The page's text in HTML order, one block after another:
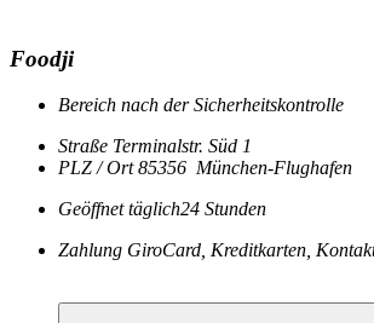
Foodji
Bereich nach der Sicherheitskontrolle
Straße Terminalstr. Süd 1
PLZ / Ort 85356 München-Flughafen
Geöffnet täglich24 Stunden
Zahlung GiroCard, Kreditkarten,